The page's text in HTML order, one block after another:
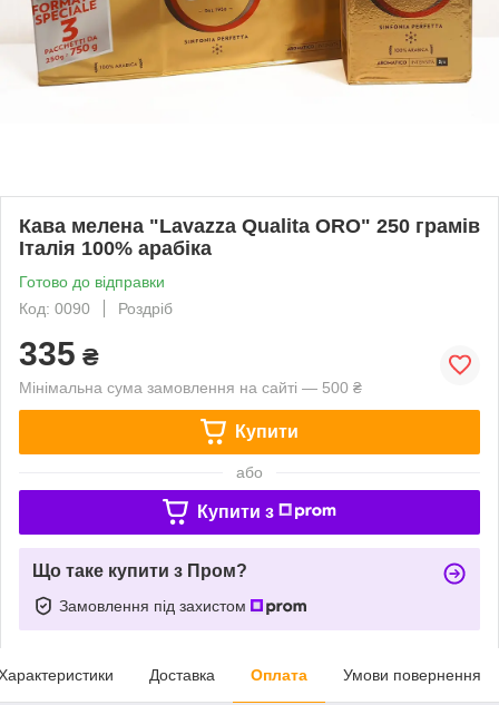
Кава мелена "Lavazza Qualita ORO" 250 грамів
Італія 100% арабіка
Готово до відправки
Код: 0090
Роздріб
335 ₴
Мінімальна сума замовлення на сайті — 500 ₴
Купити
або
Купити з
Що таке купити з Пром?
Замовлення під захистом
Доставка Оплата Умови повернення